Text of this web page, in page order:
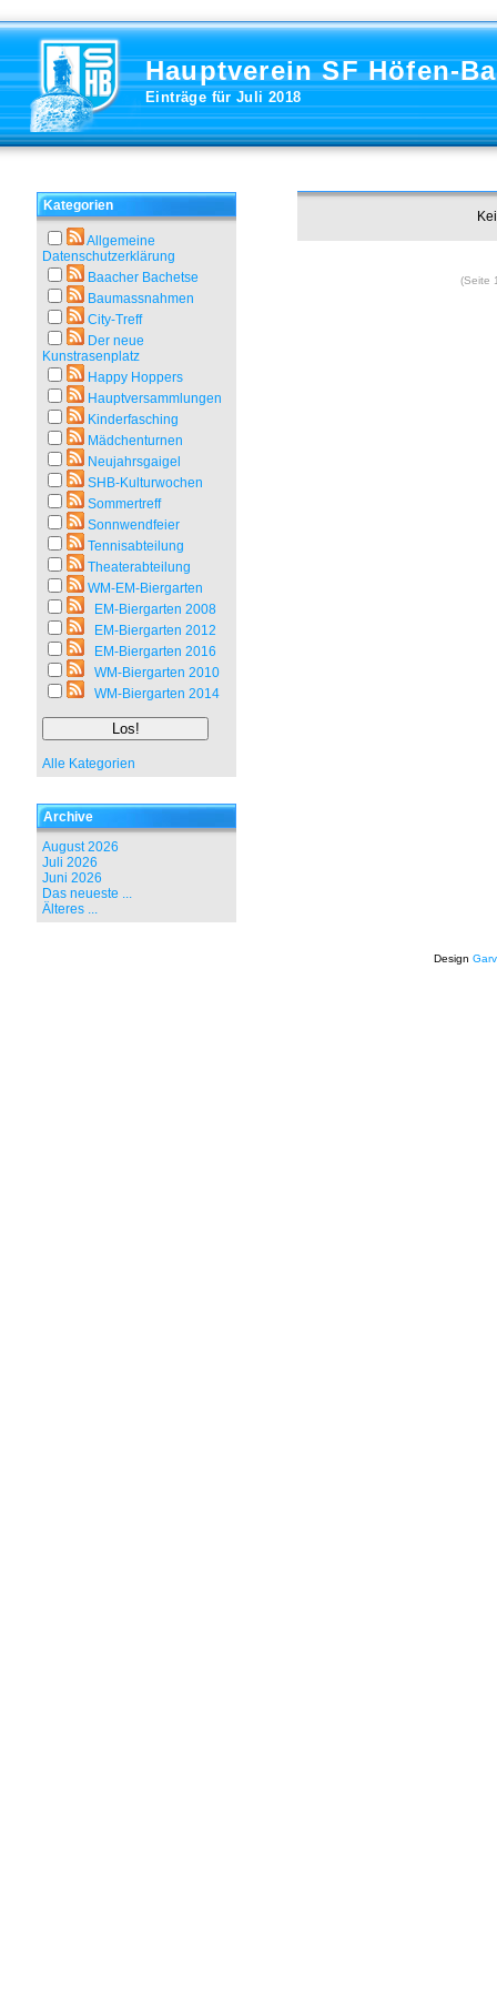
Hauptverein SF Höfen-
Einträge für Juli 2018
Kategorien
Allgemeine
Datenschutzerklärung
Baacher Bachetse
Baumassnahmen
City-Treff
Der neue
Kunstrasenplatz
Happy Hoppers
Hauptversammlungen
Kinderfasching
Mädchenturnen
Neujahrsgaigel
SHB-Kulturwochen
Sommertreff
Sonnwendfeier
Tennisabteilung
Theaterabteilung
WM-EM-Biergarten
EM-Biergarten 2008
EM-Biergarten 2012
EM-Biergarten 2016
WM-Biergarten 2010
WM-Biergarten 2014
Alle Kategorien
Archive
August 2026
Juli 2026
Juni 2026
Das neueste ...
Älteres ...
(Seite
Design